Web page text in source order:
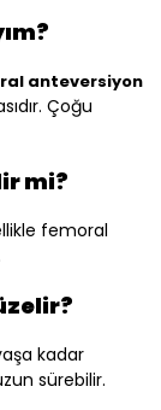
anteversiyon
Çoğu
mi?
femoral
kadar
sürebilir.